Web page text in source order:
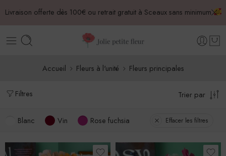
Livraison offerte dès 100€ ou retrait gratuit à Sceaux sans minimum
Accueil Fleurs à l'unité Fleurs principales
Filtres Trier par
Blanc Vin Rose fuchsia Effacer les filtres